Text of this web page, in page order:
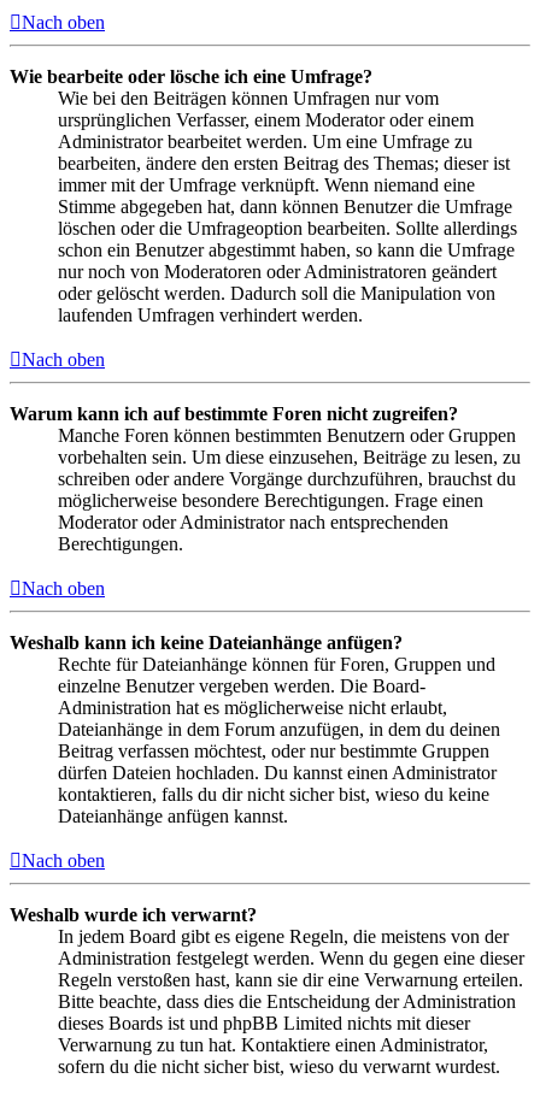
Nach oben
Wie bearbeite oder lösche ich eine Umfrage?
Wie bei den Beiträgen können Umfragen nur vom
ursprünglichen Verfasser, einem Moderator oder einem
Administrator bearbeitet werden. Um eine Umfrage zu
bearbeiten, ändere den ersten Beitrag des Themas; dieser ist
immer mit der Umfrage verknüpft. Wenn niemand eine
Stimme abgegeben hat, dann können Benutzer die Umfrage
löschen oder die Umfrageoption bearbeiten. Sollte allerdings
schon ein Benutzer abgestimmt haben, so kann die Umfrage
nur noch von Moderatoren oder Administratoren geändert
oder gelöscht werden. Dadurch soll die Manipulation von
laufenden Umfragen verhindert werden.
Nach oben
Warum kann ich auf bestimmte Foren nicht zugreifen?
Manche Foren können bestimmten Benutzern oder Gruppen
vorbehalten sein. Um diese einzusehen, Beiträge zu lesen, zu
schreiben oder andere Vorgänge durchzuführen, brauchst du
möglicherweise besondere Berechtigungen. Frage einen
Moderator oder Administrator nach entsprechenden
Berechtigungen.
Nach oben
Weshalb kann ich keine Dateianhänge anfügen?
Rechte für Dateianhänge können für Foren, Gruppen und
einzelne Benutzer vergeben werden. Die Board-
Administration hat es möglicherweise nicht erlaubt,
Dateianhänge in dem Forum anzufügen, in dem du deinen
Beitrag verfassen möchtest, oder nur bestimmte Gruppen
dürfen Dateien hochladen. Du kannst einen Administrator
kontaktieren, falls du dir nicht sicher bist, wieso du keine
Dateianhänge anfügen kannst.
Nach oben
Weshalb wurde ich verwarnt?
In jedem Board gibt es eigene Regeln, die meistens von der
Administration festgelegt werden. Wenn du gegen eine dieser
Regeln verstoßen hast, kann sie dir eine Verwarnung erteilen.
Bitte beachte, dass dies die Entscheidung der Administration
dieses Boards ist und phpBB Limited nichts mit dieser
Verwarnung zu tun hat. Kontaktiere einen Administrator,
sofern du die nicht sicher bist, wieso du verwarnt wurdest.